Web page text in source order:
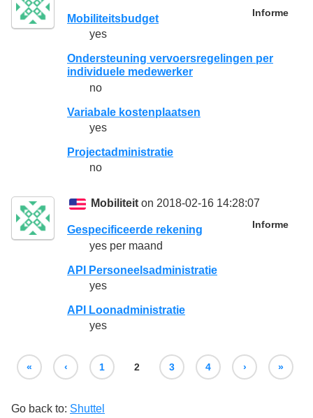
Informe
Mobiliteitsbudget
yes
Ondersteuning vervoersregelingen per
individuele medewerker
no
Variabale kostenplaatsen
yes
Projectadministratie
no
Mobiliteit on 2018-02-16 14:28:07
Informe
Gespecificeerde rekening
yes per maand
API Personeelsadministratie
yes
API Loonadministratie
yes
« ‹ 1 2 3 4 › »
Go back to: Shuttel